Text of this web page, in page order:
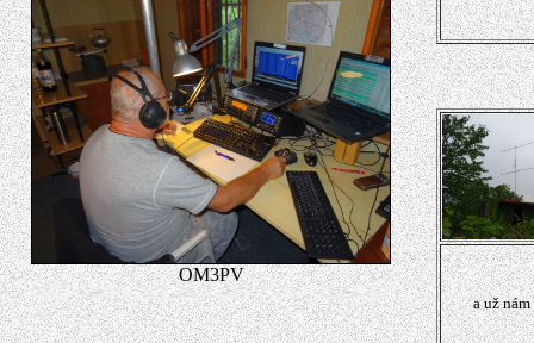
OM3PV
a už